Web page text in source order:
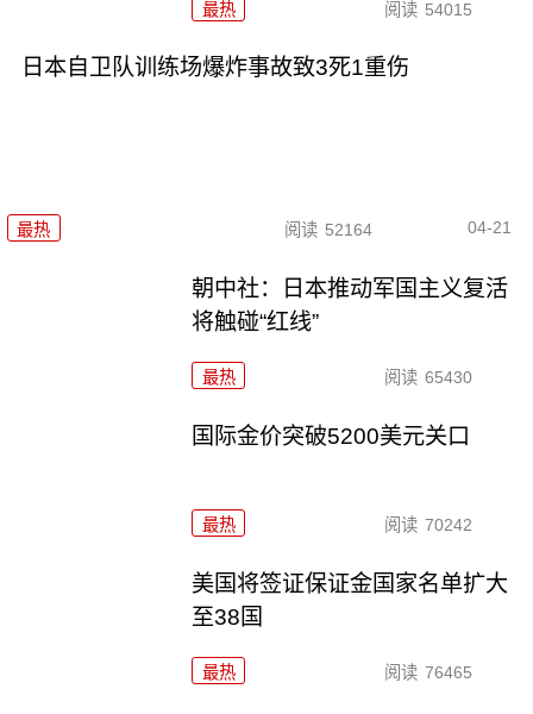
最热 阅读 54015
日本自卫队训练场爆炸事故致3死1重伤
最热 阅读 52164 04-21
朝中社：日本推动军国主义复活
将触碰“红线”
最热 阅读 65430
国际金价突破5200美元关口
最热 阅读 70242
美国将签证保证金国家名单扩大
至38国
最热 阅读 76465